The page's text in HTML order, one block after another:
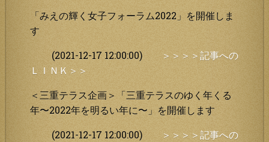
「みえの輝く女子フォーラム2022」を開催しま
す
(2021-12-17 12:00:00)
＞＞＞＞記事への
ＬＩＮＫ＞＞
＜三重テラス企画＞「三重テラスのゆく年くる
年〜2022年を明るい年に〜」を開催します
(2021-12-17 12:00:00)
＞＞＞＞記事への